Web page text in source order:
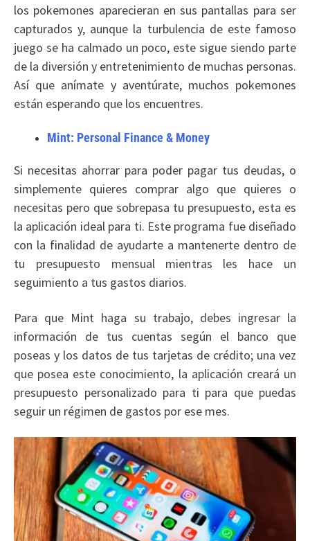
los pokemones aparecieran en sus pantallas para ser
capturados y, aunque la turbulencia de este famoso
juego se ha calmado un poco, este sigue siendo parte
de la diversión y entretenimiento de muchas personas.
Así que anímate y aventúrate, muchos pokemones
están esperando que los encuentres.
Mint: Personal Finance & Money
Si necesitas ahorrar para poder pagar tus deudas, o
simplemente quieres comprar algo que quieres o
necesitas pero que sobrepasa tu presupuesto, esta es
la aplicación ideal para ti. Este programa fue diseñado
con la finalidad de ayudarte a mantenerte dentro de
tu presupuesto mensual mientras les hace un
seguimiento a tus gastos diarios.
Para que Mint haga su trabajo, debes ingresar la
información de tus cuentas según el banco que
poseas y los datos de tus tarjetas de crédito; una vez
que posea este conocimiento, la aplicación creará un
presupuesto personalizado para ti para que puedas
seguir un régimen de gastos por ese mes.